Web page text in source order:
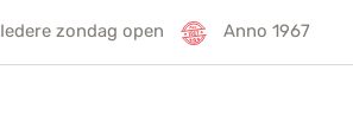
Iedere zondag open Anno 1967